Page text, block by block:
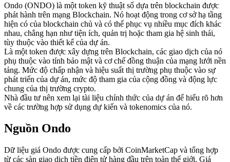
Sao chép Giao dịch
Tham gia cùng các nhà giao dịch hàng đầu
Trở thành Nhà giao dịch Sao chép
Ondo (ONDO) là một token kỹ thuật số dựa trên blockchain được
phát hành trên mạng Blockchain. Nó hoạt động trong cơ sở hạ tầng
hiện có của blockchain chủ và có thể phục vụ nhiều mục đích khác
nhau, chẳng hạn như tiện ích, quản trị hoặc tham gia hệ sinh thái,
tùy thuộc vào thiết kế của dự án.
Là một token được xây dựng trên Blockchain, các giao dịch của nó
phụ thuộc vào tính bảo mật và cơ chế đồng thuận của mạng lưới nền
tảng. Mức độ chấp nhận và hiệu suất thị trường phụ thuộc vào sự
phát triển của dự án, mức độ tham gia của cộng đồng và động lực
chung của thị trường crypto.
Nhà đầu tư nên xem lại tài liệu chính thức của dự án để hiểu rõ hơn
về các trường hợp sử dụng dự kiến và tokenomics của nó.
Nguồn Ondo
Dữ liệu giá Ondo được cung cấp bởi CoinMarketCap và tổng hợp
từ các sàn giao dịch tiền điện tử hàng đầu trên toàn thế giới. Giá